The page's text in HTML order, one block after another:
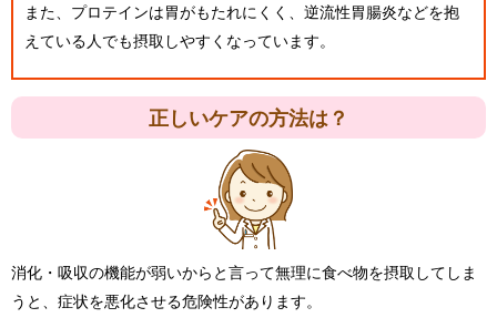
また、プロテインは胃がもたれにくく、逆流性胃腸炎などを抱
えている人でも摂取しやすくなっています。
正しいケアの方法は？
消化・吸収の機能が弱いからと言って無理に食べ物を摂取してしま
うと、症状を悪化させる危険性があります。